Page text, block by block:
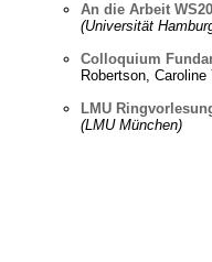
An die Arbeit
(Universität
Colloquium
Robertson, Caroline
LMU
(LMU München)